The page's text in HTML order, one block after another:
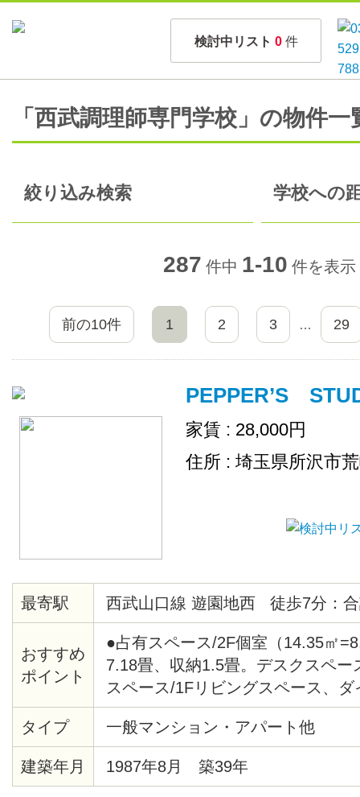
検討中リスト 0 件
「西武調理師専門学校」の物件一
絞り込み検索 学校への
287 件中 1-10 件を表示
前の10件 1 2 3 … 29
PEPPER’S
家賃 : 28,000円
住所 : 埼玉県所沢市
最寄駅 西武山口線 遊園地西 徒歩7分：
おすすめ
ポイント
●占有スペース/2F個室（14.35㎡
7.18畳、収納1.5畳。デスクスペー
スペース/1Fリビングスペース、
ス、キッチン、洗面所、トイレ、
（34.68㎡）2Fがほぼフルに使え
器/WIFI、空調機（冷暖房）、TV
ジ、ガスオープン、電子レンジ、
タイプ 一般マンション・アパート他
建築年月 1987年8月 築39年